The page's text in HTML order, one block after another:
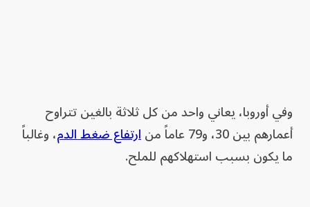
وفي أوروبا، يعاني واحد من كل ثلاثة بالغين تتراوح
أعمارهم بين 30، و79 عاماً من
ارتفاع ضغط الدم، وغالباً
ما يكون بسبب استهلاكهم للملح.